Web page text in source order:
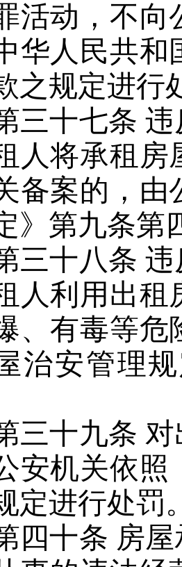
活动，不向
华人民共
之规定进行
三十七条 违
人将承租房
备案的 ，由
》第九条第
三十八条 违
人利用出租
、有毒等危
治安管理
三十九条 对
安机关依照
定进行处罚
四十条 房